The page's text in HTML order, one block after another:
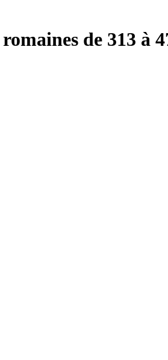
de 313 à